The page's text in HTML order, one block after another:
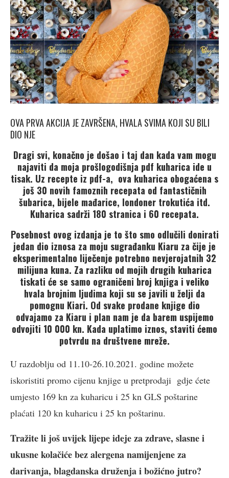
OVA PRVA AKCIJA JE ZAVRŠENA, HVALA SVIMA KOJI SU BILI
DIO NJE
Dragi svi, konačno je došao i taj dan kada vam mogu
najaviti da moja prošlogodišnja pdf kuharica ide u
tisak. Uz recepte iz pdf-a, ova kuharica obogaćena s
još 30 novih famoznih recepata od fantastičnih
šubarica, bijele mađarice, londoner trokutića itd.
Kuharica sadrži 180 stranica i 60 recepata.
Posebnost ovog izdanja je to što smo odlučili donirati
jedan dio iznosa za moju sugrađanku Kiaru za čije je
eksperimentalno liječenje potrebno nevjerojatnih 32
milijuna kuna. Za razliku od mojih drugih kuharica
tiskati će se samo ograničeni broj knjiga i veliko
hvala brojnim ljudima koji su se javili u želji da
pomognu Kiari. Od svake prodane knjige dio
odvajamo za Kiaru i plan nam je da barem uspijemo
odvojiti 10 000 kn. Kada uplatimo iznos, staviti ćemo
potvrdu na društvene mreže.
U razdoblju od 11.10-26.10.2021. godine možete
iskoristiti promo cijenu knjige u pretprodaji gdje ćete
umjesto 169 kn za kuharicu i 25 kn GLS poštarine
plaćati 120 kn kuharicu i 25 kn poštarinu.
Tražite li još uvijek lijepe ideje za zdrave, slasne i
ukusne kolačiće bez alergena namijenjene za
darivanja, blagdanska druženja i božićno jutro?